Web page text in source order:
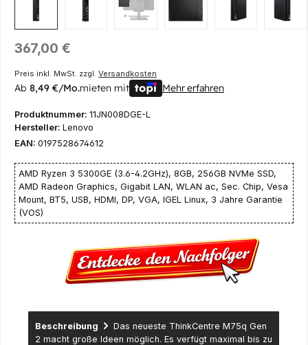
Regulärer Preis:
367,00 €
Preis inkl. MwSt. zzgl. Versandkosten
Ab 8,49 €/Mo.mieten mit Mehr erfahren
Produktnummer: 11JN008DGE-L
Hersteller: Lenovo
EAN: 0197528674612
AMD Ryzen 3 5300GE (3.6-4.2GHz), 8GB, 256GB NVMe SSD,
AMD Radeon Graphics, Gigabit LAN, WLAN ac, Sec. Chip, Vesa
Mount, BT5, USB, HDMI, DP, VGA, IGEL Linux, 3 Jahre Garantie
(VOS)
Beschreibung
Das neueste ThinkCentre M75q Gen
2 macht große Ideen möglich. Es verfügt maximal bis zu